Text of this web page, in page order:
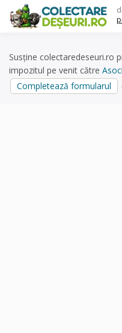
content
Susține colectaredeseuri.ro
impozitul pe venit către
Completează formularul